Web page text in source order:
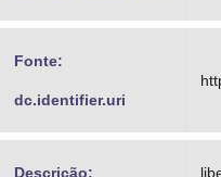
Fonte:
dc.identifier.uri
Descrição: